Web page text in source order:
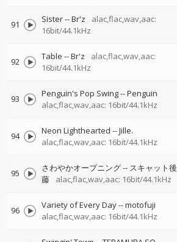
91 Sister--Br'z
alac,flac,wav,aac:
16bit/44.1kHz
92 Table --Br'z
alac,flac,wav,aac:
16bit/44.1kHz
93 Penguin's Pop Swing--Penguin
alac,flac,wav,aac: 16bit/44.1kHz
94 Neon Lighthearted --Jille.
alac,flac,wav,aac: 16bit/44.1kHz
95 さわやかオープニング-- スキャット後
藤
alac,flac,wav,aac: 16bit/44.1kHz
96 Variety of Every Day--motofuji
alac,flac,wav,aac: 16bit/44.1kHz